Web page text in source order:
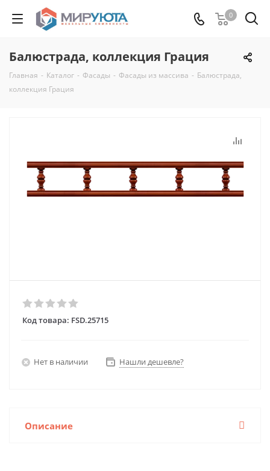
0
Балюстрада, коллекция Грация
Главная - Каталог - Фасады - Фасады из массива - Балюстрада,
коллекция Грация
Код товара: FSD.25715
Нет в наличии Нашли дешевле?
Описание